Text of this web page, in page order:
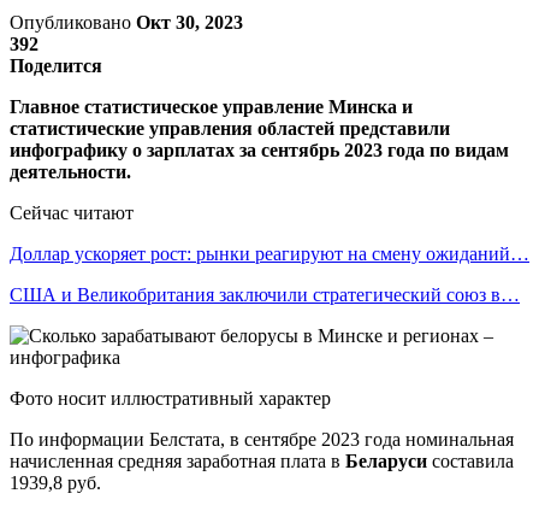
Опубликовано Окт 30, 2023
392
Поделится
Главное статистическое управление Минска и
статистические управления областей представили
инфографику о зарплатах за сентябрь 2023 года по видам
деятельности.
Сейчас читают
Доллар ускоряет рост: рынки реагируют на смену ожиданий…
США и Великобритания заключили стратегический союз в…
Фото носит иллюстративный характер
По информации Белстата, в сентябре 2023 года номинальная
начисленная средняя заработная плата в Беларуси составила
1939,8 руб.